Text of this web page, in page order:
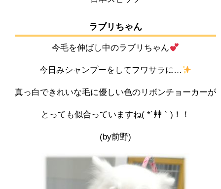
ラブリちゃん
今毛を伸ばし中のラブリちゃん
今日みシャンプーをしてフワサラに…
真っ白できれいな毛に優しい色のリボンチョーカーが
とっても似合っていますね( *´艸｀)！！
(by前野)